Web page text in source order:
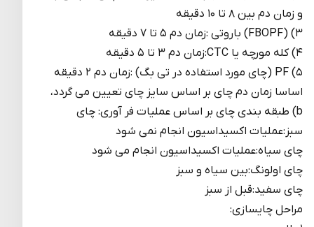
و زمان دم بین ۸ تا ۱۰ دقیقه
۳) (FBOPF) باروتی :زمان دم ۵ تا ۷ دقیقه
۴) کله مورچه یا CTC:زمان دم ۳ تا ۵ دقیقه
۵) PF (چای مورد استفاده در تی بگ) :زمان دم ۲ دقیقه
اساسا زمان دم چای بر اساس سایز چای تعیین می گردد،
b) طبقه بندی چای بر اساس عملیات فر آوری: چای
سبز:عملیات اکسیداسیون انجام نمی شود
چای سیاه:عملیات اکسیداسیون انجام می شود
چای اولونگ:بین سیاه و سبز
چای سفید:قبل از سبز
مراحل چایسازی: